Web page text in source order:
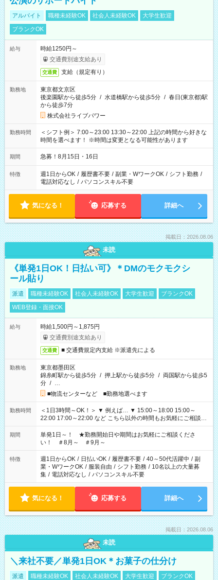
アルバイト 職種未経験OK 社会人未経験OK
大学生歓迎
ブランクOK
給与
時給1250円～
交通費別途支給あり
交通費 支給（規定有り）
勤務地
東京都文京区
後楽園駅から徒歩5分 / 水道橋駅から徒歩5分 / 春日(東京都)駅
から徒歩7分
株式会社ライブパワー
勤務時間
＜シフト例＞ 7:00～23:00 13:30～22:00 上記の時間から好きな
時間を選べます！ ※時間は変更となる可能性があります
期間 急募！8月15日・16日
特徴 週1日からOK / 履歴書不要 / 副業・WワークOK / シフト勤務 /
電話対応なし / パソコンスキル不要
気になる！ 応募する 詳細へ
掲載日：2026.08.06
未読
《単発1日OK！日払い可》＊DMのモクモクシ
ール貼り
派遣 職種未経験OK 社会人未経験OK 大学生歓迎
ブランクOK
WEB登録・面接OK
給与
時給1,500円～1,875円
交通費別途支給あり
交通費 ■ 交通費規定内支給 ※派遣先による
勤務地
東京都墨田区
錦糸町駅から徒歩5分 / 押上駅から徒歩5分 / 両国駅から徒歩5
分 / …
■物流センターなど ■勤務地選べます
勤務時間
＜1日3時間～OK！＞ ▼ 例えば… ▼ 15:00～18:00 15:00～
22:00 17:00～22:00 など こちら以外の時間もお気軽にご相談く
ださい！
期間
単発1日～！ ★勤務開始日や期間はお気軽にご相談くださ
い！ ＃8月～ ＃9月～
特徴 週1日からOK / 日払いOK / 履歴書不要 / 40～50代活躍中 / 副
業・WワークOK / 服装自由 / シフト勤務 / 10名以上の大量募
集 / 電話対応なし / パソコンスキル不要
気になる！ 応募する 詳細へ
掲載日：2026.08.06
未読
＼来社不要／単発1日OK＊お菓子の仕分け
派遣 職種未経験OK 社会人未経験OK 大学生歓迎
ブランクOK